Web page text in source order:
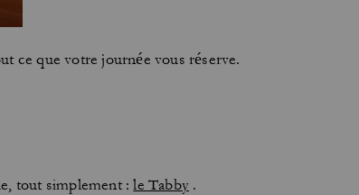
ce que votre journée vous réserve.
tout simplement :le Tabby .